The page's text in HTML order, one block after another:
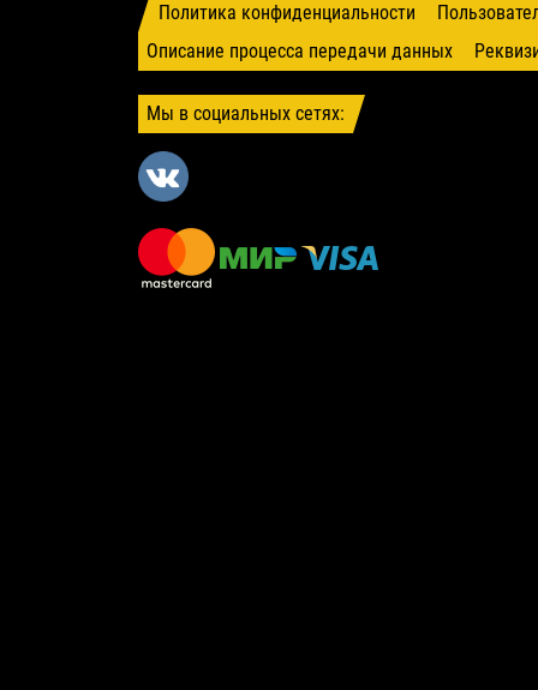
Политика конфиденциальности
Описание процесса передачи данных
Мы в социальных сетях: